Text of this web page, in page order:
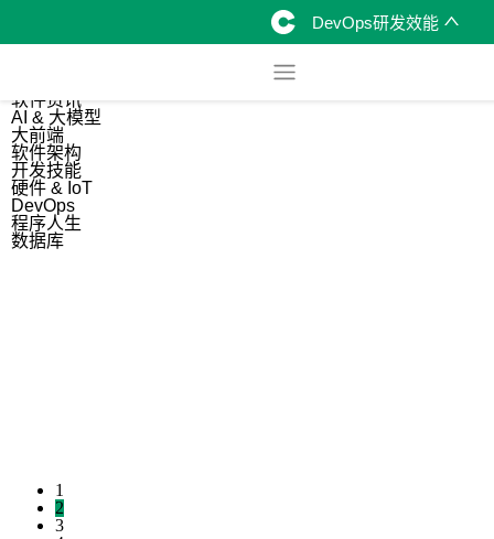
DevOps研发效能
软件资讯
AI & 大模型
大前端
软件架构
开发技能
硬件 & IoT
DevOps
程序人生
数据库
1
2
3